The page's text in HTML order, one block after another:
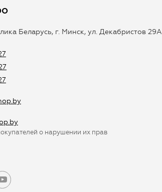
Беларусь, г. Минск, ул. Декабристов 29А
о нарушении их прав